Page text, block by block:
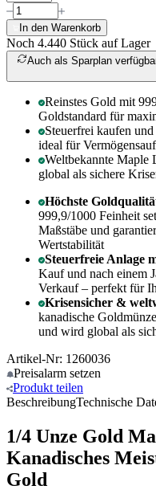
In den Warenkorb
Noch 4.440 Stück auf Lager
Auch als Sparplan
Reinstes Gold mit
Goldstandard für
Steuerfrei kaufen
ideal für
Weltbekannte Maple
global als sichere
Höchste
999,9/1000 Feinheit
Maßstäbe und
Wertstabilität
Steuerfreie Anlage
Kauf und nach einem
Verkauf – perfekt für
Krisensicher &
kanadische
und wird global als
Artikel-Nr: 1260036
Preisalarm setzen
Produkt teilen
BeschreibungTechnische
1/4 Unze Gold
Kanadisches
Gold